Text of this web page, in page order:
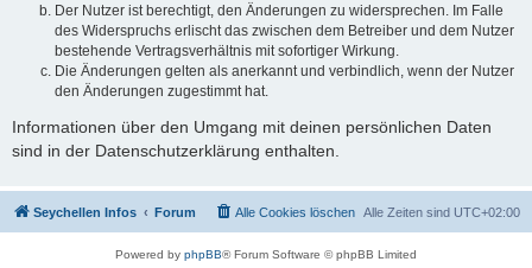
Der Nutzer ist berechtigt, den Änderungen zu widersprechen. Im Falle
des Widerspruchs erlischt das zwischen dem Betreiber und dem Nutzer
bestehende Vertragsverhältnis mit sofortiger Wirkung.
Die Änderungen gelten als anerkannt und verbindlich, wenn der Nutzer
den Änderungen zugestimmt hat.
Informationen über den Umgang mit deinen persönlichen Daten
sind in der Datenschutzerklärung enthalten.
Seychellen Infos Forum Alle Zeiten sind UTC+02:00
Alle Cookies löschen
Powered by phpBB® Forum Software © phpBB Limited